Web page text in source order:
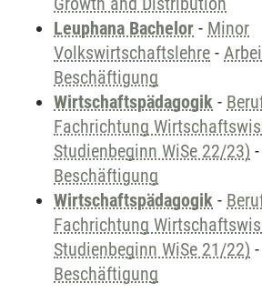
Leuphana Bachelor - Minor
Volkswirtschaftslehre -
Beschäftigung
Wirtschaftspädagogik -
Fachrichtung
Studienbeginn WiSe 22/23) -
Beschäftigung
Wirtschaftspädagogik -
Fachrichtung
Studienbeginn WiSe 21/22) -
Beschäftigung